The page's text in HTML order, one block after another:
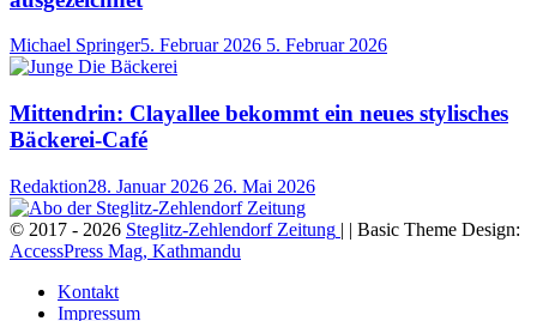
Michael Springer5. Februar 2026 5. Februar 2026
Mittendrin: Clayallee bekommt ein neues stylisches
Bäckerei-Café
Redaktion28. Januar 2026 26. Mai 2026
© 2017 - 2026 Steglitz-Zehlendorf Zeitung | | Basic Theme Design:
AccessPress Mag, Kathmandu
Kontakt
Impressum